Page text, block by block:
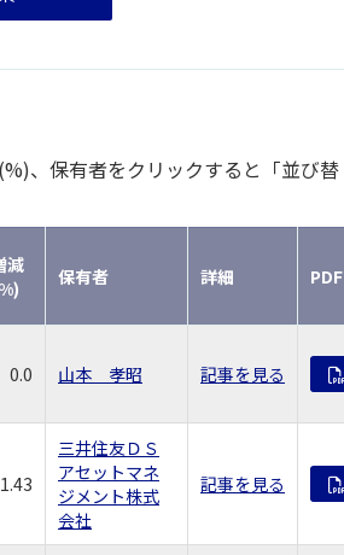
、保有者をクリックすると「並び替
減
保有者 詳細 PDF
0.0 山本 孝昭 記事を見る
三井住友ＤＳ
アセットマネ
ジメント株式
会社
記事を見る